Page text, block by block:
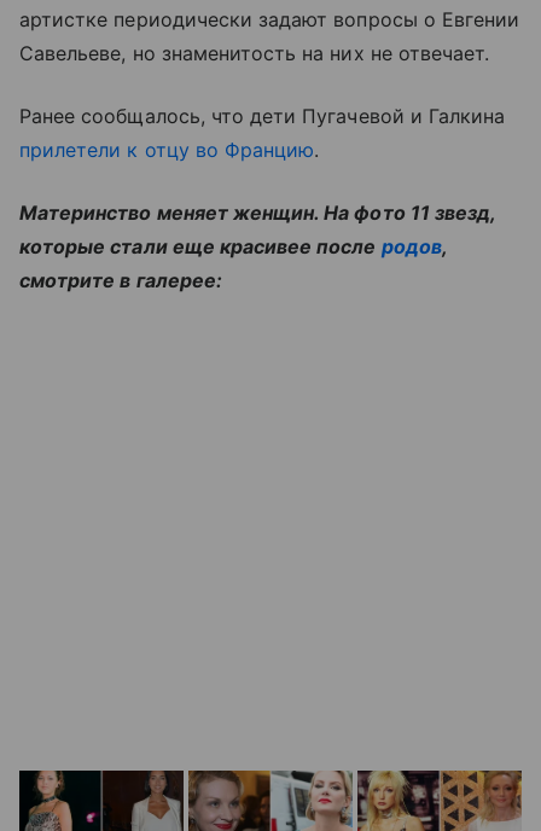
артистке периодически задают вопросы о Евгении
Савельеве, но знаменитость на них не отвечает.
Ранее сообщалось, что дети Пугачевой и Галкина
прилетели к отцу во Францию.
Материнство меняет женщин. На фото 11 звезд,
которые стали еще красивее после родов,
смотрите в галерее: